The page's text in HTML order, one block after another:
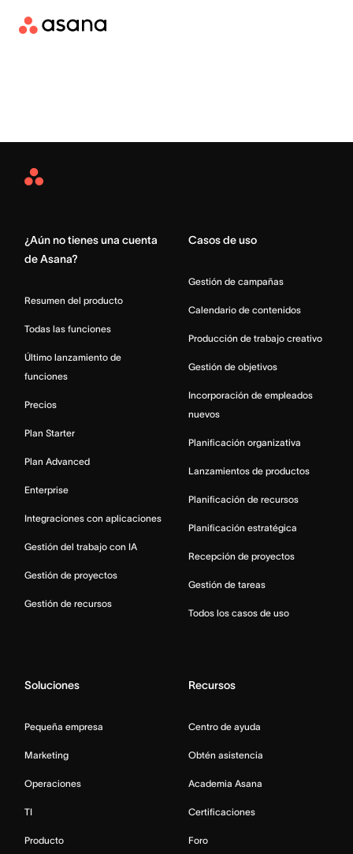
Asana
¿Aún no tienes una cuenta
de Asana?
Resumen del producto
Todas las funciones
Último lanzamiento de
funciones
Precios
Plan Starter
Plan Advanced
Enterprise
Integraciones con aplicaciones
Gestión del trabajo con IA
Gestión de proyectos
Gestión de recursos
Casos de uso
Gestión de campañas
Calendario de contenidos
Producción de trabajo creativo
Gestión de objetivos
Incorporación de empleados
nuevos
Planificación organizativa
Lanzamientos de productos
Planificación de recursos
Planificación estratégica
Recepción de proyectos
Gestión de tareas
Todos los casos de uso
Soluciones
Pequeña empresa
Marketing
Operaciones
TI
Producto
Recursos
Centro de ayuda
Obtén asistencia
Academia Asana
Certificaciones
Foro